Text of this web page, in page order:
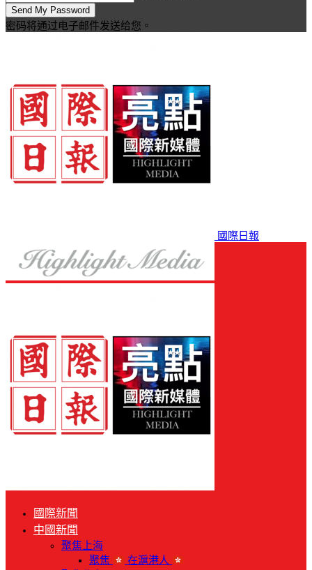
密码将通过电子邮件发送给您。
國際日報
國際新聞
中國新聞
聚焦上海
聚焦
在滬港人